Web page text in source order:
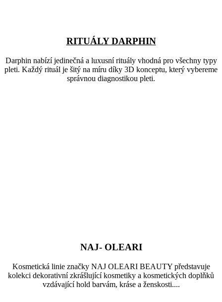
RITUÁLY DARPHIN
Darphin nabízí jedinečná a luxusní rituály vhodná pro všechny typy
pleti. Každý rituál je šitý na míru díky 3D konceptu, který vybereme
správnou diagnostikou pleti.
NAJ- OLEARI
Kosmetická linie značky NAJ OLEARI BEAUTY představuje
kolekci dekorativní zkrášlující kosmetiky a kosmetických doplňků
vzdávající hold barvám, kráse a ženskosti....